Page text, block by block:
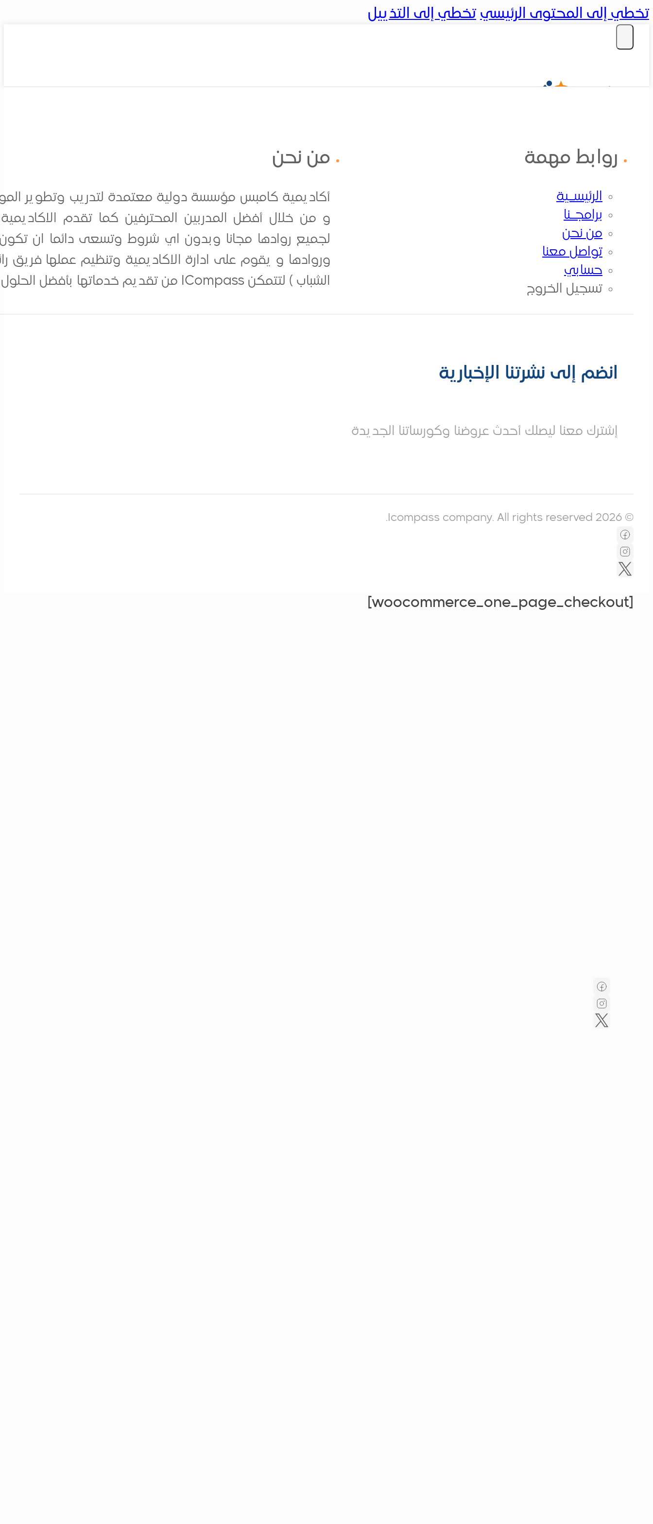
تخطي إلى المحتوى الرئيسي تخطي إلى التذييل
تسجيل دخول
الرئيســية
برامجــنا
من نحن
تواصــل معــنا
الكورسات
روابط مهمة
الرئيسـية
برامجـنا
من نحن
تواصل معنا
حسابي
تسجيل الخروج
من نحن
أكاديمية كامبس مؤسسة دولية معتمدة لتدريب وتطوير
و من خلال أفضل المدربين المحترفين كما تقدم
لجميع روادها مجانا وبدون اي شروط وتسعى دائما ان
وروادها و يقوم على ادارة الاكاديمية وتنظيم عملها فريق
الشباب ) لتتمكن ICompass من تقديم خدماتها بأفضل الحلول الحديثة المدعمة بالخبرات....
انضم إلى نشرتنا الإخبارية
إشترك معنا ليصلك أحدث عروضنا وكورساتنا الجديدة
© 2026 Icompass company. All rights reserved.